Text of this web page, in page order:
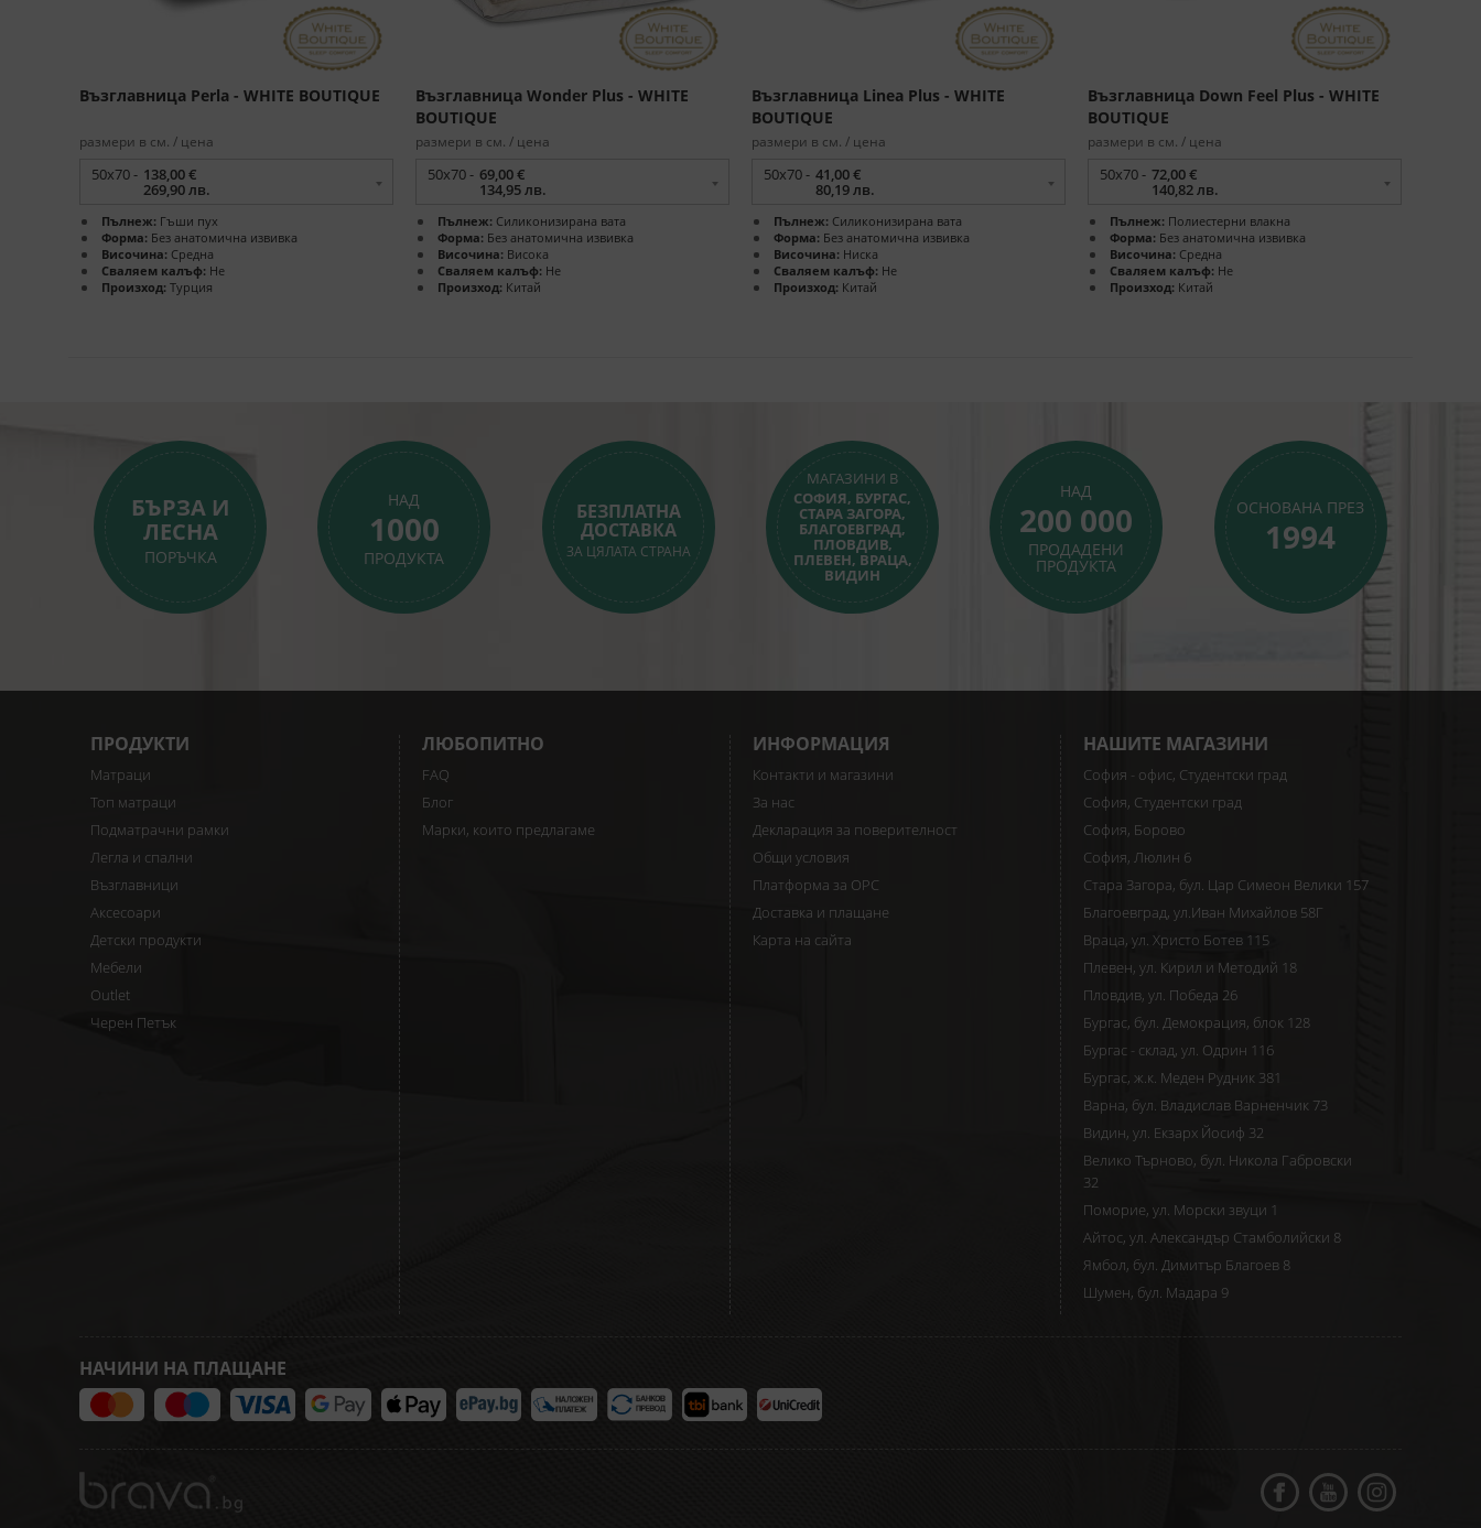
Възглавница Perla - WHITE BOUTIQUE
размери в см. / цена
50х70 - 138,00 €
269,90 лв.
Пълнеж: Гъши пух
Форма: Без анатомична извивка
Височина: Средна
Сваляем калъф: Не
Произход: Турция
Възглавница Wonder Plus - WHITE
BOUTIQUE
размери в см. / цена
50х70 - 69,00 €
134,95 лв.
Пълнеж: Силиконизирана вата
Форма: Без анатомична извивка
Височина: Висока
Сваляем калъф: Не
Произход: Китай
Възглавница Linea Plus - WHITE
BOUTIQUE
размери в см. / цена
50х70 - 41,00 €
80,19 лв.
Пълнеж: Силиконизирана вата
Форма: Без анатомична извивка
Височина: Ниска
Сваляем калъф: Не
Произход: Китай
Възглавница Down Feel Plus - WHITE
BOUTIQUE
размери в см. / цена
50х70 - 72,00 €
140,82 лв.
Пълнеж: Полиестерни влакна
Форма: Без анатомична извивка
Височина: Средна
Сваляем калъф: Не
Произход: Китай
БЪРЗА И
ЛЕСНА
ПОРЪЧКА
НАД
1000
ПРОДУКТА
БЕЗПЛАТНА
ДОСТАВКА
ЗА ЦЯЛАТА СТРАНА
МАГАЗИНИ В
СОФИЯ, БУРГАС,
СТАРА ЗАГОРА,
БЛАГОЕВГРАД,
ПЛОВДИВ,
ПЛЕВЕН, ВРАЦА,
ВИДИН
НАД
200 000
ПРОДАДЕНИ
ПРОДУКТА
ОСНОВАНА ПРЕЗ
1994
ПРОДУКТИ
Матраци
Топ матраци
Подматрачни рамки
Легла и спални
Възглавници
Аксесоари
Детски продукти
Мебели
Outlet
Черен Петък
ЛЮБОПИТНО
FAQ
Блог
Марки, които предлагаме
ИНФОРМАЦИЯ
Контакти и магазини
За нас
Декларация за поверителност
Общи условия
Платформа за ОРС
Доставка и плащане
Карта на сайта
НАШИТЕ МАГАЗИНИ
София - офис, Студентски град
София, Студентски град
София, Борово
София, Люлин 6
Стара Загора, бул. Цар Симеон Велики 157
Благоевград, ул.Иван Михайлов 58Г
Враца, ул. Христо Ботев 115
Плевен, ул. Кирил и Методий 18
Пловдив, ул. Победа 26
Бургас, бул. Демокрация, блок 128
Бургас - склад, ул. Одрин 116
Бургас, ж.к. Меден Рудник 381
Варна, бул. Владислав Варненчик 73
Видин, ул. Екзарх Йосиф 32
Велико Търново, бул. Никола Габровски
32
Поморие, ул. Морски звуци 1
Айтос, ул. Александър Стамболийски 8
Ямбол, бул. Димитър Благоев 8
Шумен, бул. Мадара 9
НАЧИНИ НА ПЛАЩАНЕ